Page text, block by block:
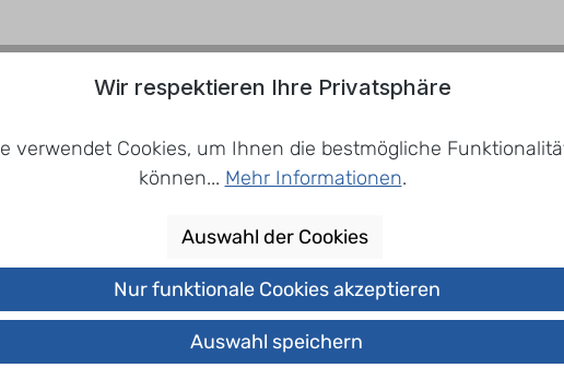
Wir respektieren Ihre Privatsphäre
verwendet Cookies, um Ihnen die bestmögliche
können... Mehr Informationen.
Auswahl der Cookies
Nur funktionale Cookies akzeptieren
Auswahl speichern